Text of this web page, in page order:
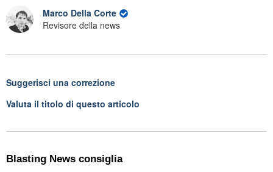
Marco Della Corte
Revisore della news
Suggerisci una correzione
Valuta il titolo di questo articolo
Blasting News consiglia